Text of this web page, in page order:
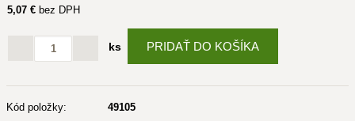
5,07 € bez DPH
ks PRIDAŤ DO KOŠÍKA
Kód položky:
49105